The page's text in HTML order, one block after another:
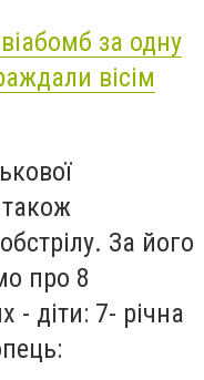
за одну
вісім
також
За його
про 8
- діти: 7- річна